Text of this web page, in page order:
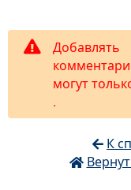
Добавлять
могут
.
К